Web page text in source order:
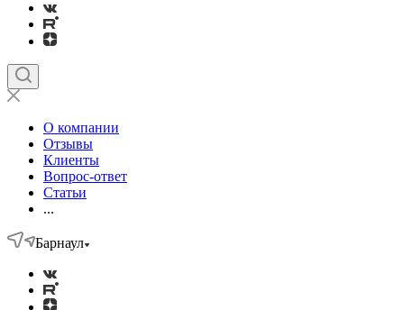
О компании
Отзывы
Клиенты
Вопрос-ответ
Статьи
...
Барнаул